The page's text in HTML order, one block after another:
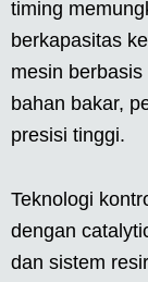
timing
berkapasitas
mesin
bahan bakar,
presisi tinggi.
Teknologi
dengan
dan sistem